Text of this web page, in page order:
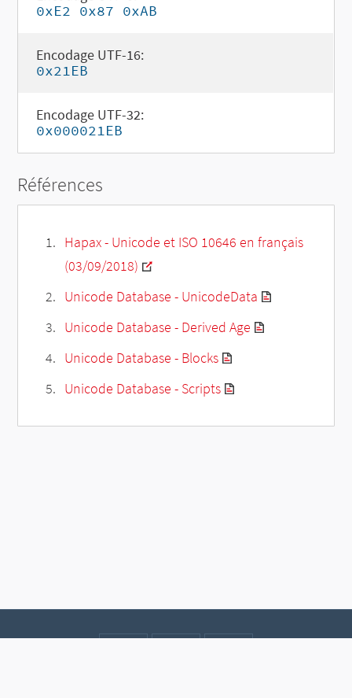
0xE2 0x87 0xAB
Encodage UTF-16:
0x21EB
Encodage UTF-32:
0x000021EB
Références
Hapax - Unicode et ISO 10646 en français
(03/09/2018)
Unicode Database - UnicodeData
Unicode Database - Derived Age
Unicode Database - Blocks
Unicode Database - Scripts